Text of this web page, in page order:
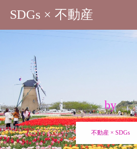
SDGs × 不動産